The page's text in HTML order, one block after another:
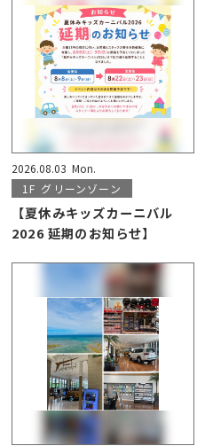
2026.08.03 Mon.
1F グリーンゾーン
【夏休みキッズカーニバル
2026 延期のお知らせ】